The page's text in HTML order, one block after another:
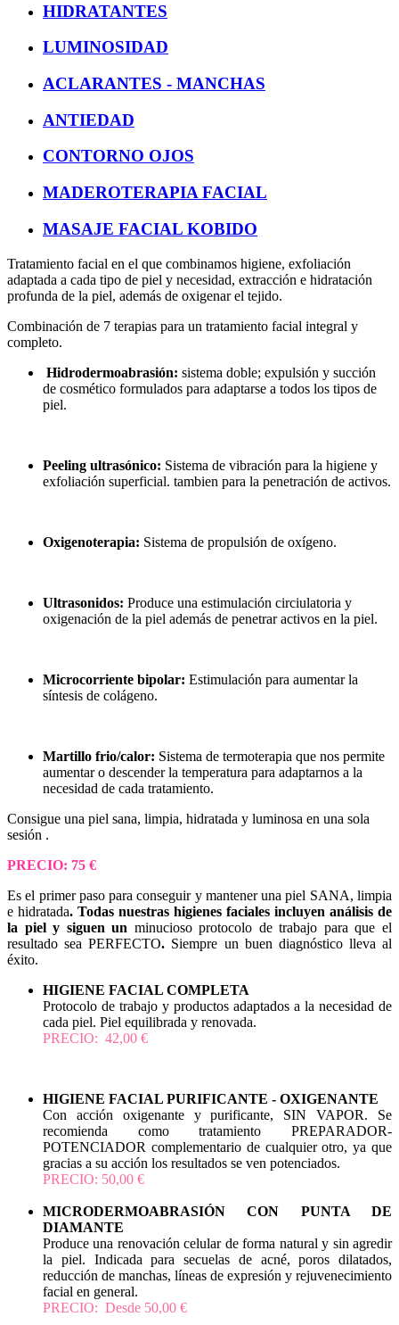
HIDRATANTES
LUMINOSIDAD
ACLARANTES - MANCHAS
ANTIEDAD
CONTORNO OJOS
MADEROTERAPIA FACIAL
MASAJE FACIAL KOBIDO
Tratamiento facial en el que combinamos higiene, exfoliación
adaptada a cada tipo de piel y necesidad, extracción e hidratación
profunda de la piel, además de oxigenar el tejido.
Combinación de 7 terapias para un tratamiento facial integral y
completo.
Hidrodermoabrasión: sistema doble; expulsión y succión
de cosmético formulados para adaptarse a todos los tipos de
piel.
Peeling ultrasónico: Sistema de vibración para la higiene y
exfoliación superficial. tambien para la penetración de activos.
Oxigenoterapia: Sistema de propulsión de oxígeno.
Ultrasonidos: Produce una estimulación circiulatoria y
oxigenación de la piel además de penetrar activos en la piel.
Microcorriente bipolar: Estimulación para aumentar la
síntesis de colágeno.
Martillo frio/calor: Sistema de termoterapia que nos permite
aumentar o descender la temperatura para adaptarnos a la
necesidad de cada tratamiento.
Consigue una piel sana, limpia, hidratada y luminosa en una sola
sesión .
PRECIO: 75 €
Es el primer paso para conseguir y mantener una piel SANA, limpia
e hidratada. Todas nuestras higienes faciales incluyen análisis de
la piel y siguen un minucioso protocolo de trabajo para que el
resultado sea PERFECTO. Siempre un buen diagnóstico lleva al
éxito.
HIGIENE FACIAL COMPLETA
Protocolo de trabajo y productos adaptados a la necesidad de
cada piel. Piel equilibrada y renovada.
PRECIO: 42,00 €​​
HIGIENE FACIAL PURIFICANTE - OXIGENANTE
Con acción oxigenante y purificante, SIN VAPOR. Se
recomienda como tratamiento PREPARADOR-
POTENCIADOR complementario de cualquier otro, ya que
gracias a su acción los resultados se ven potenciados.
PRECIO: 50,00 €
MICRODERMOABRASIÓN CON PUNTA DE
DIAMANTE
Produce una renovación celular de forma natural y sin agredir
la piel. Indicada para secuelas de acné, poros dilatados,
reducción de manchas, líneas de expresión y rejuvenecimiento
facial en general.
PRECIO: Desde 50,00 €